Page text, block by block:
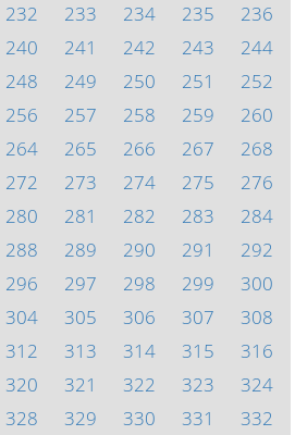
232 233 234 235
236
240 241 242 243
244
248 249 250 251
252
256 257 258 259
260
264 265 266 267
268
272 273 274 275
276
280 281 282 283
284
288 289 290 291
292
296 297 298 299
300
304 305 306 307
308
312 313 314 315
316
320 321 322 323
324
328 329 330 331
332